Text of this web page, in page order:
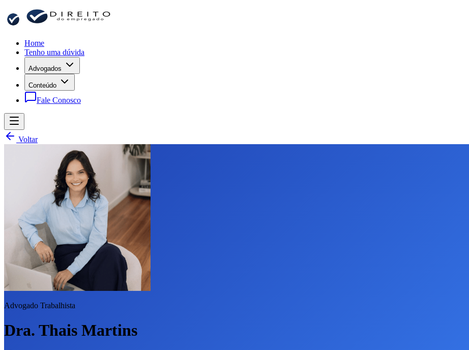
Home
Tenho uma dúvida
Advogados
Conteúdo
Fale Conosco
Voltar
Advogado Trabalhista
Dra. Thais Martins